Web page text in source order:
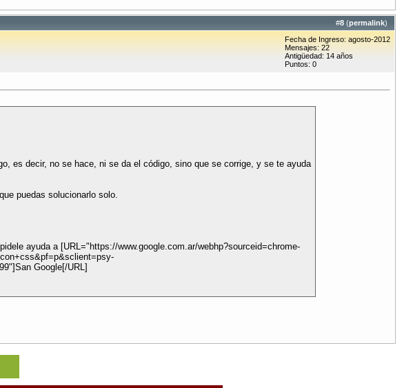
#8 (permalink)
Fecha de Ingreso: agosto-2012
Mensajes: 22
Antigüedad: 14 años
Puntos: 0
es decir, no se hace, ni se da el código, sino que se corrige, y se te ayuda
puedas solucionarlo solo.
ayuda a [URL="https://www.google.com.ar/webhp?sourceid=chrome-
Google[/URL]